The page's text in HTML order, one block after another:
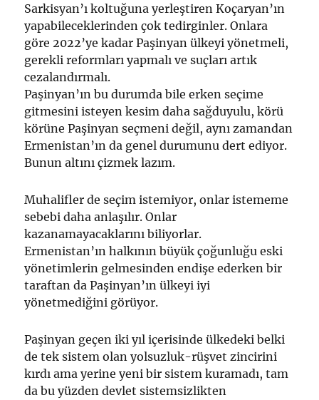
Sarkisyan’ı koltuğuna yerleştiren Koçaryan’ın
yapabileceklerinden çok tedirginler. Onlara
göre 2022’ye kadar Paşinyan ülkeyi yönetmeli,
gerekli reformları yapmalı ve suçları artık
cezalandırmalı.
Paşinyan’ın bu durumda bile erken seçime
gitmesini isteyen kesim daha sağduyulu, körü
körüne Paşinyan seçmeni değil, aynı zamandan
Ermenistan’ın da genel durumunu dert ediyor.
Bunun altını çizmek lazım.
Muhalifler de seçim istemiyor, onlar istememe
sebebi daha anlaşılır. Onlar
kazanamayacaklarını biliyorlar.
Ermenistan’ın halkının büyük çoğunluğu eski
yönetimlerin gelmesinden endişe ederken bir
taraftan da Paşinyan’ın ülkeyi iyi
yönetmediğini görüyor.
Paşinyan geçen iki yıl içerisinde ülkedeki belki
de tek sistem olan yolsuzluk-rüşvet zincirini
kırdı ama yerine yeni bir sistem kuramadı, tam
da bu yüzden devlet sistemsizlikten